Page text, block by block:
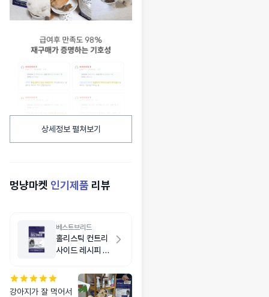
상세정보 펼쳐보기
멍냥마켓 인기제품 리뷰
베스트브리드
홀리스틱 컨트리
사이드 레시피 치
강아지가 잘 먹어서